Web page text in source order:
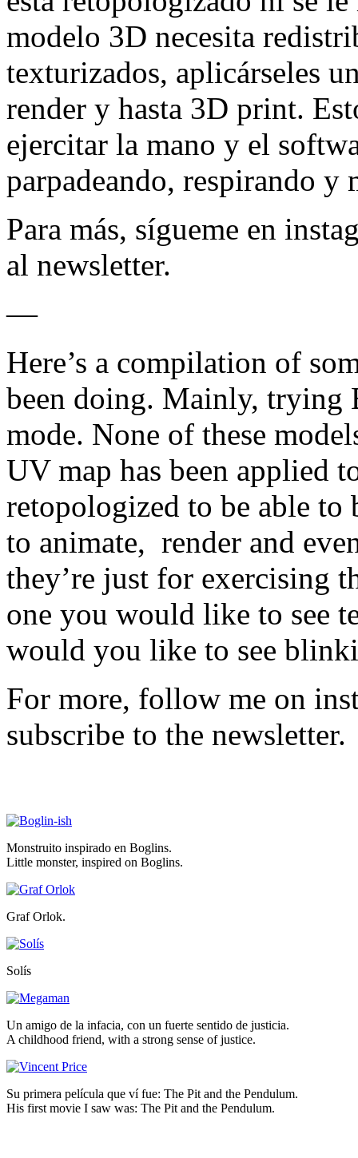
modelo 3D necesita
texturizados, aplicárseles
render y hasta 3D print.
ejercitar la mano y el
parpadeando, respirando y
Para más, sígueme en
al newsletter.
—
Here’s a compilation of
been doing. Mainly, trying
mode. None of these
UV map has been applied
retopologized to be able to
to animate, render and
they’re just for exercising
one you would like to see
would you like to see
For more, follow me on
subscribe to the newsletter.
Monstruito inspirado en Boglins.
Little monster, inspired on Boglins.
Graf Orlok.
Solís
Un amigo de la infacia, con un fuerte sentido de justicia.
A childhood friend, with a strong sense of justice.
Su primera película que ví fue: The Pit and the Pendulum.
His first movie I saw was: The Pit and the Pendulum.